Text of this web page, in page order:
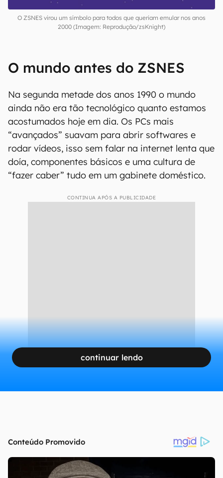
O ZSNES virou um símbolo para todos que queriam emular nos anos
2000 (Imagem: Reprodução/zsKnight)
O mundo antes do ZSNES
Na segunda metade dos anos 1990 o mundo
ainda não era tão tecnológico quanto estamos
acostumados hoje em dia. Os PCs mais
“avançados” suavam para abrir softwares e
rodar vídeos, isso sem falar na internet lenta que
doía, componentes básicos e uma cultura de
“fazer caber” tudo em um gabinete doméstico.
CONTINUA APÓS A PUBLICIDADE
continuar lendo